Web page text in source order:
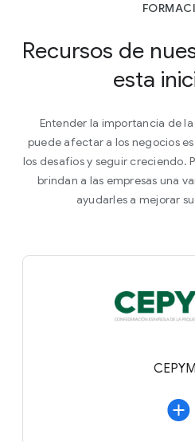
Recursos de
esta
Entender la importancia de
puede afectar a los negocios
los desafíos y seguir creciendo.
brindan a las empresas una
ayudarles a mejorar